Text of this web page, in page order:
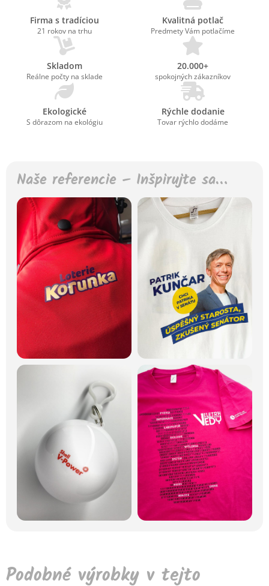
Firma s tradíciou
21 rokov na trhu
Kvalitná potlač
Predmety Vám potlačíme
Skladom
Reálne počty na sklade
20.000+
spokojných zákazníkov
Ekologické
S dôrazom na ekológiu
Rýchle dodanie
Tovar rýchlo dodáme
Naše referencie – Inšpirujte sa…
Podobné výrobky v tejto